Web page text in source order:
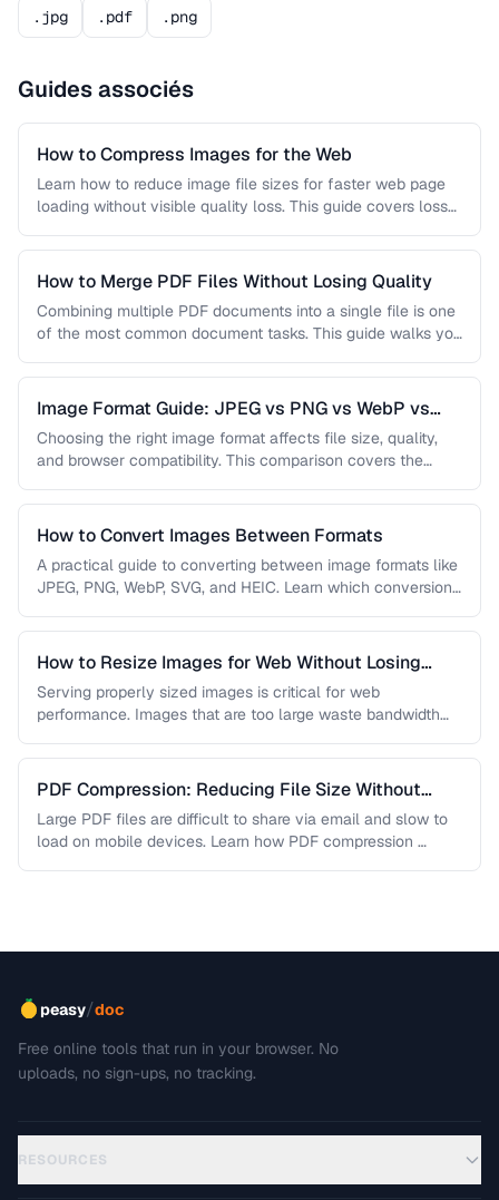
.jpg .pdf .png
Guides associés
How to Compress Images for the Web
Learn how to reduce image file sizes for faster web page
loading without visible quality loss. This guide covers lossy
How to Merge PDF Files Without Losing Quality
Combining multiple PDF documents into a single file is one
of the most common document tasks. This guide walks you
Image Format Guide: JPEG vs PNG vs WebP vs
AVIF
Choosing the right image format affects file size, quality,
and browser compatibility. This comparison covers the
How to Convert Images Between Formats
A practical guide to converting between image formats like
JPEG, PNG, WebP, SVG, and HEIC. Learn which conversions
How to Resize Images for Web Without Losing
Quality
Serving properly sized images is critical for web
performance. Images that are too large waste bandwidth
PDF Compression: Reducing File Size Without
Sacrificing Quality
Large PDF files are difficult to share via email and slow to
load on mobile devices. Learn how PDF compression …
peasy/doc
Free online tools that run in your browser. No
uploads, no sign-ups, no tracking.
RESOURCES